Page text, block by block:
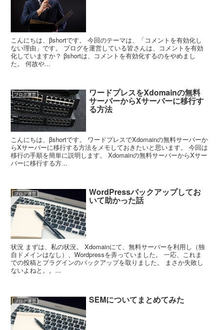
こんにちは、βshortです。 今回のテーマは、「コメントを有効化し
ない理由」です。 ブログを運営している皆さんは、コメントを有効
化していますか？ βshortは、コメントを有効化するのをやめまし
た。 何故や...
ブログ運営 ワードプレスをXdomainの無料
サーバーからXサーバーに移行す
る方法
こんにちは、βshortです。 ワードプレスでXdomainの無料サーバーか
らXサーバーに移行する方法をメモしておきたいと思います。 今回は
移行の手順を簡単に説明します。 Xdomainの無料サーバーからXサー
バーに移行する方...
ブログ運営 WordPressバックアップしてお
いて助かった話
状況 まずは、私の状況。 Xdomainにて、無料サーバーを利用し（独
自ドメインはなし）、Wordpressを弄っていました。 一応、これま
での投稿とプラグインのバックアップを取りました。 まさか失敗し
ないよねと。。...
ブログ運営 SEMについてまとめてみた